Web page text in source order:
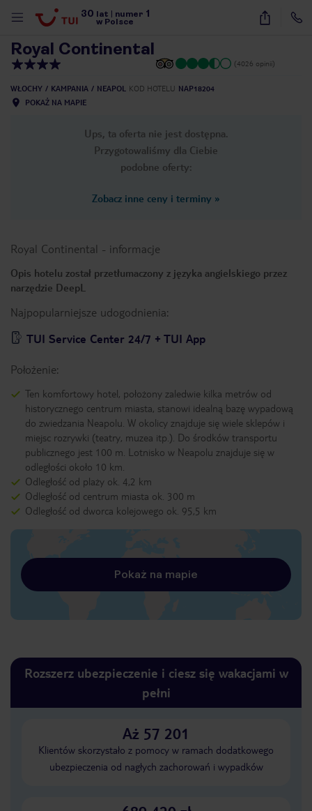
30 lat numer 1
w Polsce
28
Royal Continental
(4026 opinii)
WŁOCHY KAMPANIA NEAPOL KOD HOTELU NAP18204
POKAŻ NA MAPIE
Ups, ta oferta nie jest dostępna.
Przygotowaliśmy dla Ciebie
podobne oferty:
Zobacz inne ceny i terminy »
Royal Continental - informacje
Opis hotelu został przetłumaczony z języka angielskiego przez
narzędzie DeepL
Najpopularniejsze udogodnienia:
TUI Service Center 24/7 + TUI App
Położenie:
Ten komfortowy hotel, położony zaledwie kilka metrów od
historycznego centrum miasta, stanowi idealną bazę wypadową
do zwiedzania Neapolu. W okolicy znajduje się wiele sklepów i
miejsc rozrywki (teatry, muzea itp.). Do środków transportu
publicznego jest 100 m. Lotnisko w Neapolu znajduje się w
odległości około 10 km.
Odległość od plaży ok. 4,2 km
Odległość od centrum miasta ok. 300 m
Odległość od dworca kolejowego ok. 95,5 km
Pokaż na mapie
Rozszerz ubezpieczenie i ciesz się wakacjami w
pełni
Aż 57 201
Klientów skorzystało z pomocy w ramach dodatkowego
ubezpieczenia od nagłych zachorowań i wypadków